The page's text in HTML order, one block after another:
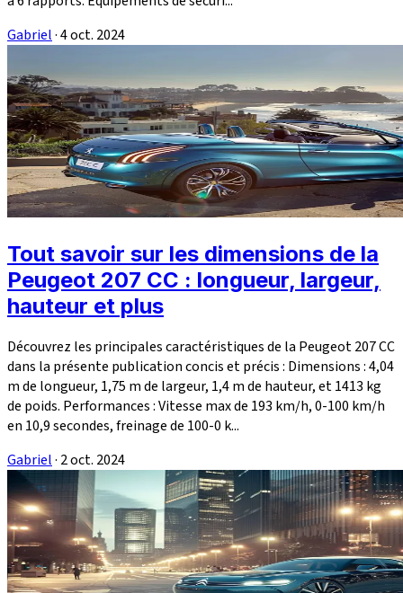
Gabriel·4 oct. 2024
Tout savoir sur les dimensions de la
Peugeot 207 CC : longueur, largeur,
hauteur et plus
Découvrez les principales caractéristiques de la Peugeot 207 CC
dans la présente publication concis et précis : Dimensions : 4,04
m de longueur, 1,75 m de largeur, 1,4 m de hauteur, et 1413 kg
de poids. Performances : Vitesse max de 193 km/h, 0-100 km/h
en 10,9 secondes, freinage de 100-0 k...
Gabriel· 2 oct. 2024